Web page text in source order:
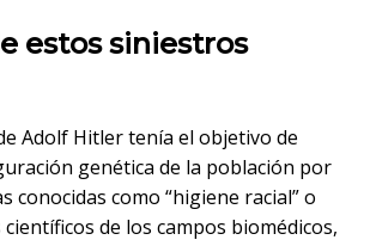
estos siniestros
Adolf Hitler tenía el objetivo de
genética de la población por
conocidas como “higiene racial” o
científicos de los campos biomédicos,